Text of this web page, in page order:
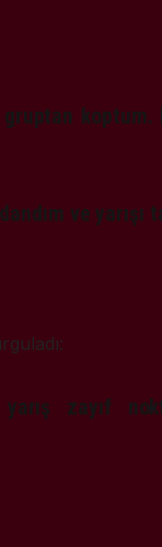
koptum.
ve yarışı
zayıf